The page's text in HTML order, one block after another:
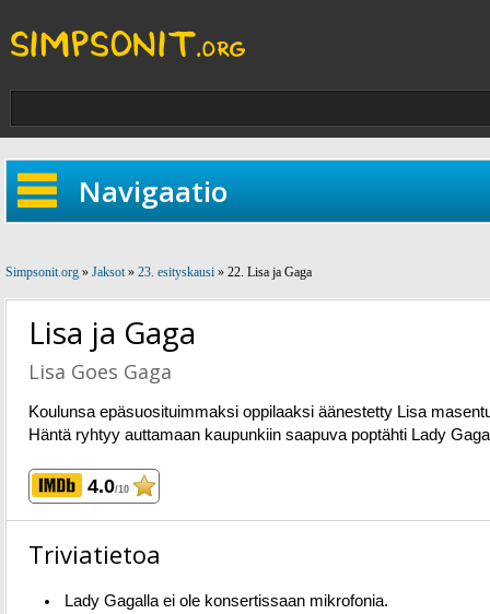
Navigaatio
Simpsonit.org » Jaksot» 23. esityskausi » 22. Lisa ja Gaga
Lisa ja Gaga
Lisa Goes Gaga
Koulunsa epäsuosituimmaksi oppilaaksi äänestetty Lisa
Häntä ryhtyy auttamaan kaupunkiin saapuva poptähti Lady
4.0/10
Triviatietoa
Lady Gagalla ei ole konsertissaan mikrofonia.